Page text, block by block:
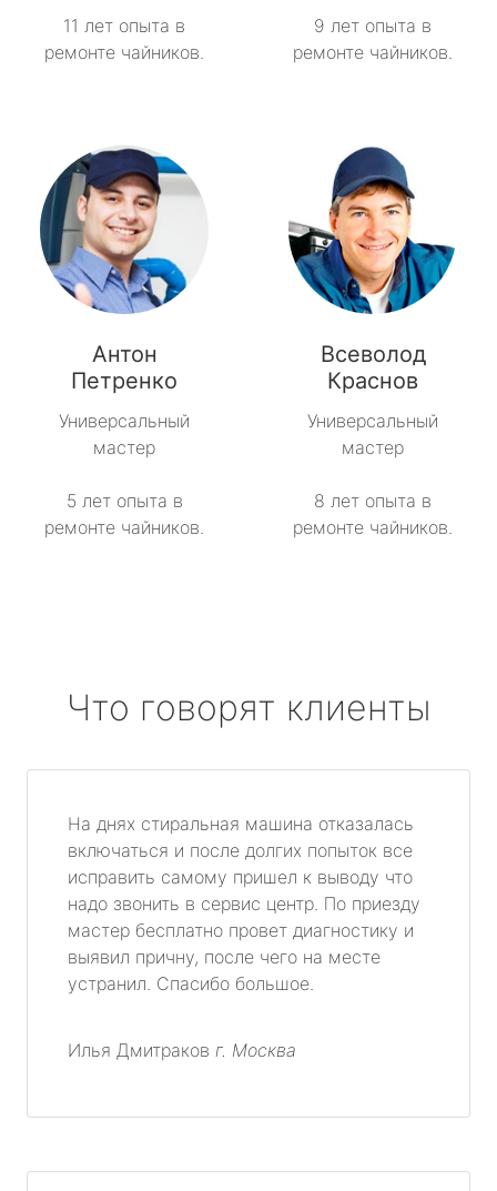
11 лет опыта в
ремонте чайников.
9 лет опыта в
ремонте чайников.
Антон
Петренко
Универсальный
мастер
5 лет опыта в
ремонте чайников.
Всеволод
Краснов
Универсальный
мастер
8 лет опыта в
ремонте чайников.
Что говорят клиенты
На днях стиральная машина отказалась
включаться и после долгих попыток все
исправить самому пришел к выводу что
надо звонить в сервис центр. По приезду
мастер бесплатно провет диагностику и
выявил причну, после чего на месте
устранил. Спасибо большое.
Илья Дмитраков г. Москва